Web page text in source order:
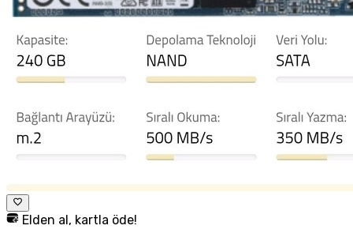
Elden al, kartla öde!